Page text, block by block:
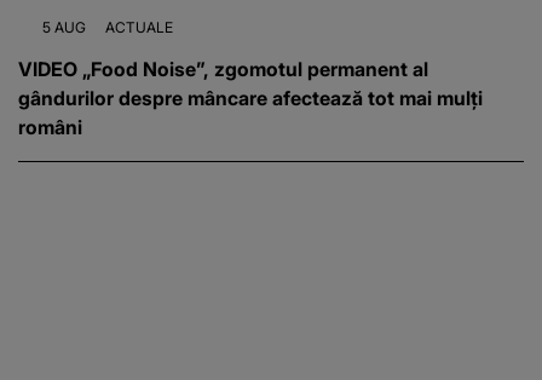
5 AUG ACTUALE
VIDEO „Food Noise”, zgomotul permanent al
gândurilor despre mâncare afectează tot mai mulți
români